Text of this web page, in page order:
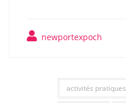
newportexpoch
activités pratiques